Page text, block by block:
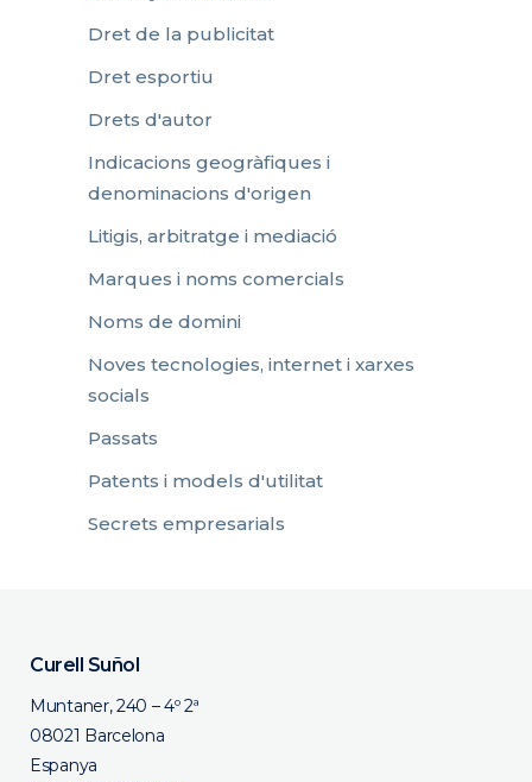
Dret de la publicitat
Dret esportiu
Drets d'autor
Indicacions geogràfiques i
denominacions d'origen
Litigis, arbitratge i mediació
Marques i noms comercials
Noms de domini
Noves tecnologies, internet i xarxes
socials
Passats
Patents i models d'utilitat
Secrets empresarials
Curell Suñol
Muntaner, 240 – 4º 2ª
08021 Barcelona
Espanya